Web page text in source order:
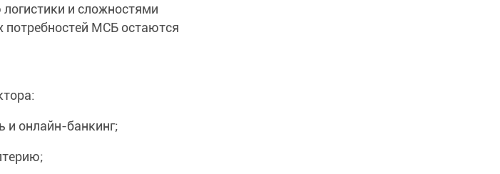
и сложностями
потребностей МСБ остаются
и онлайн-банкинг;